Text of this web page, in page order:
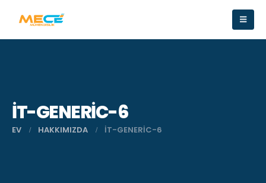
IT-GENERIC-6
EV HAKKIMIZDA IT-GENERIC-6